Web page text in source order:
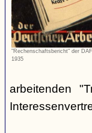
"Rechenschaftsbericht" der
1935
arbeitenden